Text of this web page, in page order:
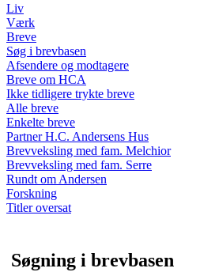
Liv
Værk
Breve
Søg i brevbasen
Afsendere og modtagere
Breve om HCA
Ikke tidligere trykte breve
Alle breve
Enkelte breve
Partner H.C. Andersens Hus
Brevveksling med fam. Melchior
Brevveksling med fam. Serre
Rundt om Andersen
Forskning
Titler oversat
Søgning i brevbasen